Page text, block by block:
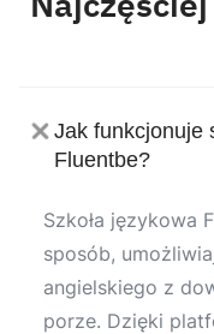
Jak funkcjonuje
Fluentbe?
Szkoła językowa
sposób,
angielskiego z
porze. Dzięki